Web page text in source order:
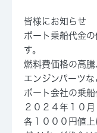
皆様にお知らせ
ボート乗船代金
す。
燃料費価格の高騰
エンジンパーツ
ボート会社の乗船
２０２４年１０
各１０００円値上